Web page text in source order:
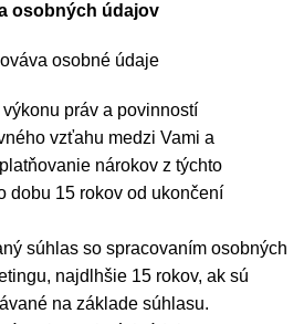
osobných údajov
osobné údaje
práv a povinností
vzťahu medzi Vami a
nárokov z týchto
dobu 15 rokov od ukončení
súhlas so spracovaním osobných
najdlhšie 15 rokov, ak sú
na základe súhlasu.